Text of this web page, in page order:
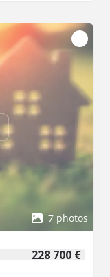
7 photos
228 700 €